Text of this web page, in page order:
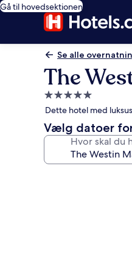
Gå til hovedsektionen
Se alle
The
5.0-
stjernet
overnatningssted
Dette hotel med
Vælg datoer
Hvor skal du